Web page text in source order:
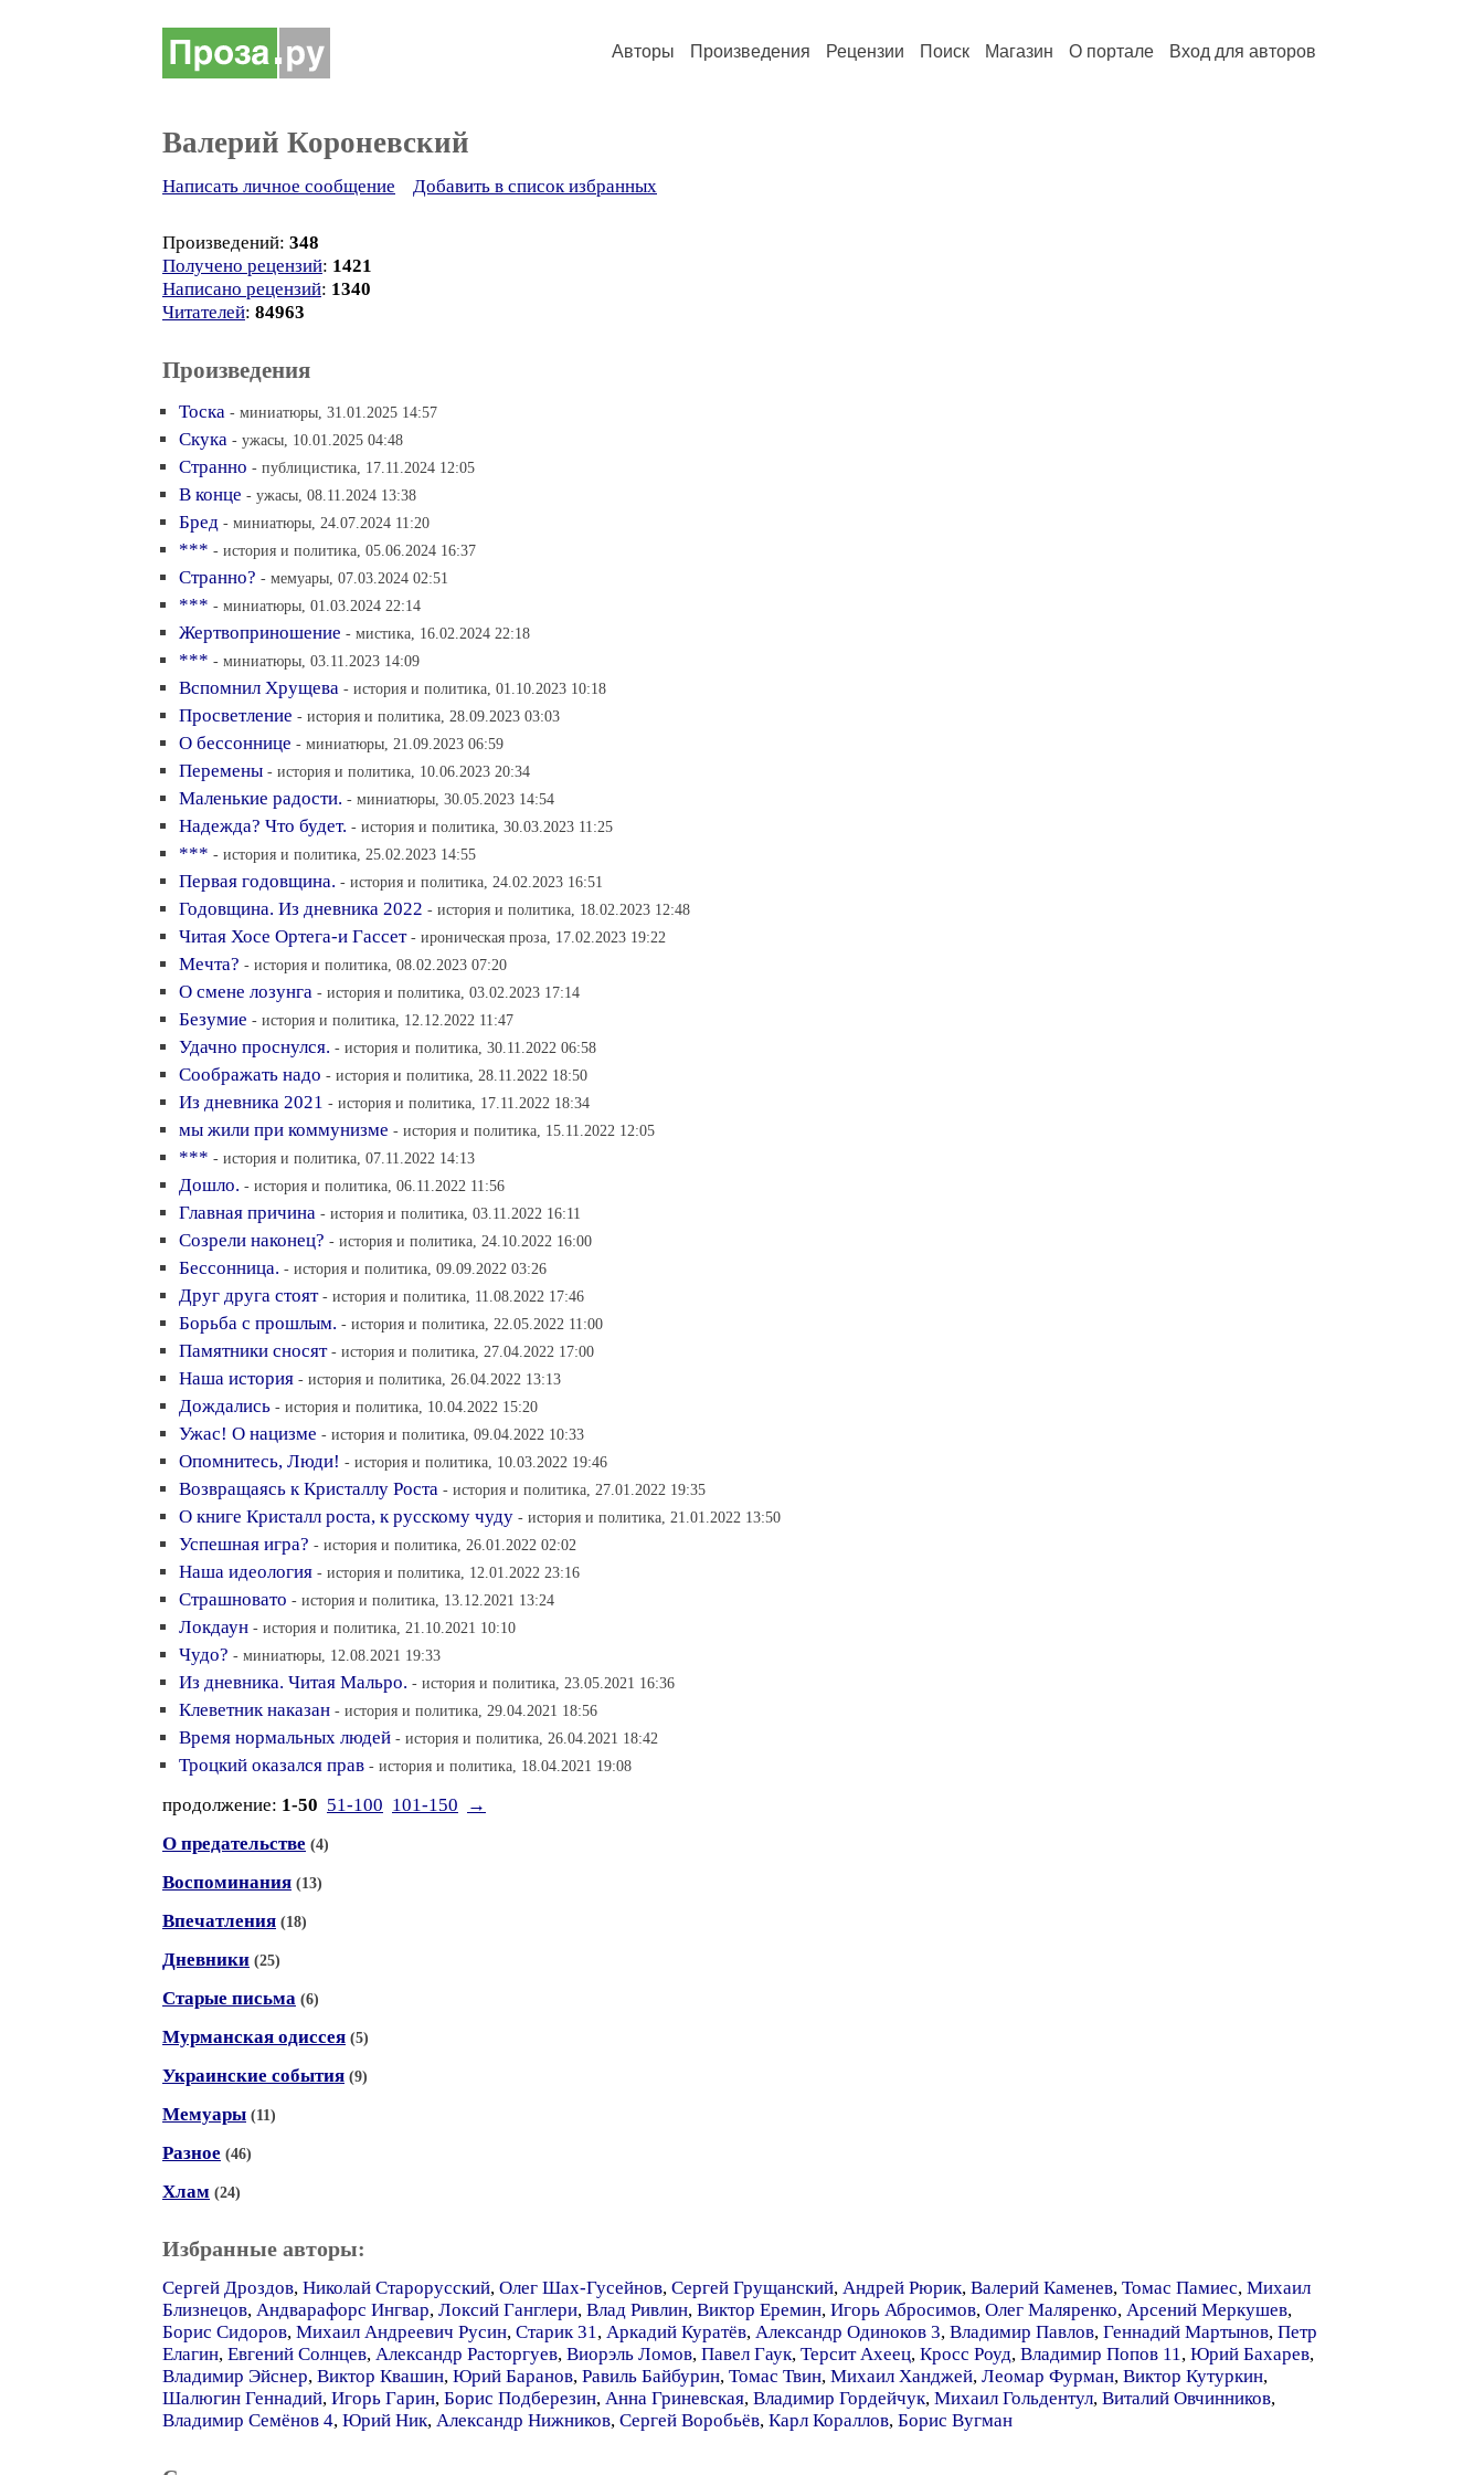
Авторы Произведения Рецензии Поиск Магазин О портале Вход для авторов
Валерий Короневский
Написать личное сообщение Добавить в список избранных
Произведений: 348
Получено рецензий: 1421
Написано рецензий: 1340
Читателей: 84963
Произведения
Тоска - миниатюры, 31.01.2025 14:57
Скука - ужасы, 10.01.2025 04:48
Странно - публицистика, 17.11.2024 12:05
В конце - ужасы, 08.11.2024 13:38
Бред - миниатюры, 24.07.2024 11:20
*** - история и политика, 05.06.2024 16:37
Странно? - мемуары, 07.03.2024 02:51
*** - миниатюры, 01.03.2024 22:14
Жертвоприношение - мистика, 16.02.2024 22:18
*** - миниатюры, 03.11.2023 14:09
Вспомнил Хрущева - история и политика, 01.10.2023 10:18
Просветление - история и политика, 28.09.2023 03:03
О бессоннице - миниатюры, 21.09.2023 06:59
Перемены - история и политика, 10.06.2023 20:34
Маленькие радости. - миниатюры, 30.05.2023 14:54
Надежда? Что будет. - история и политика, 30.03.2023 11:25
*** - история и политика, 25.02.2023 14:55
Первая годовщина. - история и политика, 24.02.2023 16:51
Годовщина. Из дневника 2022 - история и политика, 18.02.2023 12:48
Читая Хосе Ортега-и Гассет - ироническая проза, 17.02.2023 19:22
Мечта? - история и политика, 08.02.2023 07:20
О смене лозунга - история и политика, 03.02.2023 17:14
Безумие - история и политика, 12.12.2022 11:47
Удачно проснулся. - история и политика, 30.11.2022 06:58
Соображать надо - история и политика, 28.11.2022 18:50
Из дневника 2021 - история и политика, 17.11.2022 18:34
мы жили при коммунизме - история и политика, 15.11.2022 12:05
*** - история и политика, 07.11.2022 14:13
Дошло. - история и политика, 06.11.2022 11:56
Главная причина - история и политика, 03.11.2022 16:11
Созрели наконец? - история и политика, 24.10.2022 16:00
Бессонница. - история и политика, 09.09.2022 03:26
Друг друга стоят - история и политика, 11.08.2022 17:46
Борьба с прошлым. - история и политика, 22.05.2022 11:00
Памятники сносят - история и политика, 27.04.2022 17:00
Наша история - история и политика, 26.04.2022 13:13
Дождались - история и политика, 10.04.2022 15:20
Ужас! О нацизме - история и политика, 09.04.2022 10:33
Опомнитесь, Люди! - история и политика, 10.03.2022 19:46
Возвращаясь к Кристаллу Роста - история и политика, 27.01.2022 19:35
О книге Кристалл роста, к русскому чуду - история и политика, 21.01.2022 13:50
Успешная игра? - история и политика, 26.01.2022 02:02
Наша идеология - история и политика, 12.01.2022 23:16
Страшновато - история и политика, 13.12.2021 13:24
Локдаун - история и политика, 21.10.2021 10:10
Чудо? - миниатюры, 12.08.2021 19:33
Из дневника. Читая Мальро. - история и политика, 23.05.2021 16:36
Клеветник наказан - история и политика, 29.04.2021 18:56
Время нормальных людей - история и политика, 26.04.2021 18:42
Троцкий оказался прав - история и политика, 18.04.2021 19:08
продолжение: 1-50 51-100 101-150
→
О предательстве (4)
Воспоминания (13)
Впечатления (18)
Дневники (25)
Старые письма (6)
Мурманская одиссея (5)
Украинские события (9)
Мемуары (11)
Разное (46)
Хлам (24)
Избранные авторы:
Сергей Дроздов, Николай Старорусский, Олег Шах-Гусейнов, Сергей Грущанский, Андрей Рюрик, Валерий Каменев, Томас Памиес, Михаил
Близнецов, Андварафорс Ингвар, Локсий Ганглери, Влад Ривлин, Виктор Еремин, Игорь Абросимов, Олег Маляренко, Арсений Меркушев,
Борис Сидоров, Михаил Андреевич Русин, Старик 31, Аркадий Куратёв, Александр Одиноков 3, Владимир Павлов, Геннадий Мартынов, Петр
Елагин, Евгений Солнцев, Александр Расторгуев, Виорэль Ломов, Павел Гаук, Терсит Ахеец, Кросс Роуд, Владимир Попов 11, Юрий Бахарев,
Владимир Эйснер, Виктор Квашин, Юрий Баранов, Равиль Байбурин, Томас Твин, Михаил Ханджей, Леомар Фурман, Виктор Кутуркин,
Шалюгин Геннадий, Игорь Гарин, Борис Подберезин, Анна Гриневская, Владимир Гордейчук, Михаил Гольдентул, Виталий Овчинников,
Владимир Семёнов 4, Юрий Ник, Александр Нижников, Сергей Воробьёв, Карл Кораллов, Борис Вугман